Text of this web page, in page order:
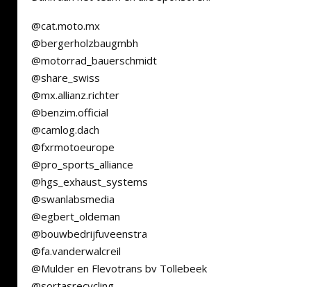
@cat.moto.mx
@bergerholzbaugmbh
@motorrad_bauerschmidt
@share_swiss
@mx.allianz.richter
@benzim.official
@camlog.dach
@fxrmotoeurope
@pro_sports_alliance
@hgs_exhaust_systems
@swanlabsmedia
@egbert_oldeman
@bouwbedrijfuveenstra
@fa.vanderwalcreil
@Mulder en Flevotrans bv Tollebeek